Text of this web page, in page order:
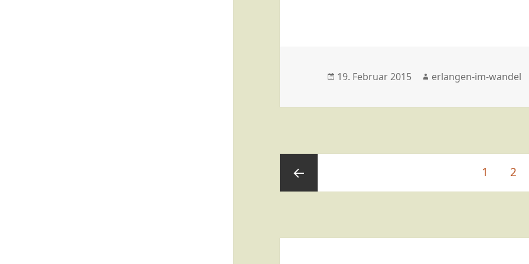
Veröffentlicht
19. Februar 2015 Autor
erlangen-im-wandel
Seite
1 Seite
2